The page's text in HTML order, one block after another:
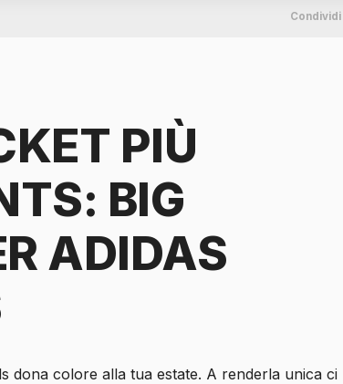
PIÙ
BIG
ADIDAS
dona colore alla tua estate. A renderla unica ci